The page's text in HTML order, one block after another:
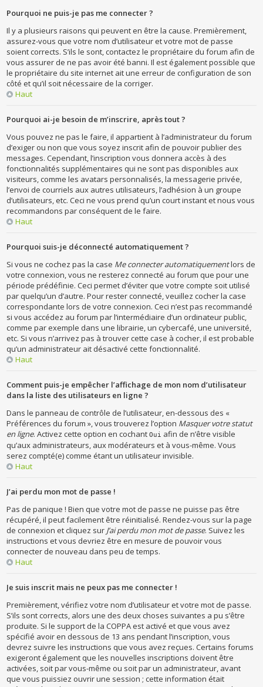
Pourquoi ne puis-je pas me connecter ?
Il y a plusieurs raisons qui peuvent en être la cause. Premièrement,
assurez-vous que votre nom d’utilisateur et votre mot de passe
soient corrects. S’ils le sont, contactez le propriétaire du forum afin de
vous assurer de ne pas avoir été banni. Il est également possible que
le propriétaire du site internet ait une erreur de configuration de son
côté et qu’il soit nécessaire de la corriger.
Haut
Pourquoi ai-je besoin de m’inscrire, après tout ?
Vous pouvez ne pas le faire, il appartient à l’administrateur du forum
d’exiger ou non que vous soyez inscrit afin de pouvoir publier des
messages. Cependant, l’inscription vous donnera accès à des
fonctionnalités supplémentaires qui ne sont pas disponibles aux
visiteurs, comme les avatars personnalisés, la messagerie privée,
l’envoi de courriels aux autres utilisateurs, l’adhésion à un groupe
d’utilisateurs, etc. Ceci ne vous prend qu’un court instant et nous vous
recommandons par conséquent de le faire.
Haut
Pourquoi suis-je déconnecté automatiquement ?
Si vous ne cochez pas la case Me connecter automatiquementlors de
votre connexion, vous ne resterez connecté au forum que pour une
période prédéfinie. Ceci permet d’éviter que votre compte soit utilisé
par quelqu’un d’autre. Pour rester connecté, veuillez cocher la case
correspondante lors de votre connexion. Ceci n’est pas recommandé
si vous accédez au forum par l’intermédiaire d’un ordinateur public,
comme par exemple dans une librairie, un cybercafé, une université,
etc. Si vous n’arrivez pas à trouver cette case à cocher, il est probable
qu’un administrateur ait désactivé cette fonctionnalité.
Haut
Comment puis-je empêcher l’affichage de mon nom d’utilisateur
dans la liste des utilisateurs en ligne ?
Dans le panneau de contrôle de l’utilisateur, en-dessous des «
Préférences du forum », vous trouverez l’option Masquer votre statut
en ligne. Activez cette option en cochantOui afin de n’être visible
qu’aux administrateurs, aux modérateurs et à vous-même. Vous
serez compté(e) comme étant un utilisateur invisible.
Haut
J’ai perdu mon mot de passe !
Pas de panique ! Bien que votre mot de passe ne puisse pas être
récupéré, il peut facilement être réinitialisé. Rendez-vous sur la page
de connexion et cliquez sur J’ai perdu mon mot de passe. Suivez les
instructions et vous devriez être en mesure de pouvoir vous
connecter de nouveau dans peu de temps.
Haut
Je suis inscrit mais ne peux pas me connecter !
Premièrement, vérifiez votre nom d’utilisateur et votre mot de passe.
S’ils sont corrects, alors une des deux choses suivantes a pu s’être
produite. Si le support de la COPPA est activé et que vous avez
spécifié avoir en dessous de 13 ans pendant l’inscription, vous
devrez suivre les instructions que vous avez reçues. Certains forums
exigeront également que les nouvelles inscriptions doivent être
activées, soit par vous-même ou soit par un administrateur, avant
que vous puissiez ouvrir une session ; cette information était